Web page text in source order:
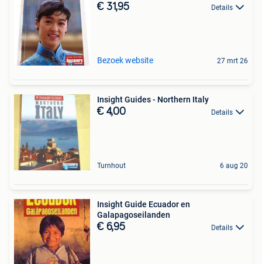
€ 31,95 Details
Bezoek website 27 mrt 26
Insight Guides - Northern Italy
€ 4,00 Details
Turnhout 6 aug 20
Insight Guide Ecuador en
Galapagoseilanden
€ 6,95 Details